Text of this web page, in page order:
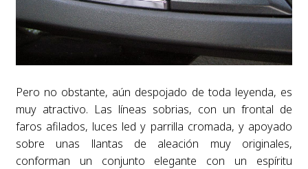
Pero no obstante, aún despojado de toda leyenda, es
muy atractivo. Las líneas sobrias, con un frontal de
faros afilados, luces led y parrilla cromada, y apoyado
sobre unas llantas de aleación muy originales,
conforman un conjunto elegante con un espíritu